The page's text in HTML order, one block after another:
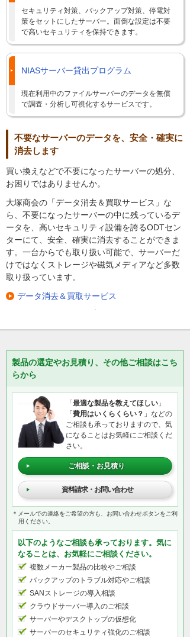
セキュリティ対策、バックアップ対策、停電対
策をセットにしたサーバー。面倒な設定は不要
で高いセキュリティを保持できます。
NIASサーバー貸出プログラム
現在利用中のファイルサーバーのデータを無償
で調査・分析し可視化するサービスです。
不要なサーバーのデータを、安全・確実に
消去します
買い換えなどで不要になったサーバーの処分、
お困りではありませんか。
大塚商会の「データ消去＆買取サービス」な
ら、不要になったサーバーの中に残っているデ
ータを、高いセキュリティ設備を誇るODTセン
ターにて、安全、確実に消去することができま
す。一台からでも取り扱い可能で、サーバーだ
けではなくストレージや磁気メディアなど多数
取り扱っています。
データ消去＆買取サービス
製品の選定やお見積り、その他ご相談はこち
らから
「 最適な製品を教えてほしい 」
「 費用はいくらくらい？ 」などの
ご相談も承っておりますので、気
になることはお気軽にご相談くだ
さい。
ご相談・お見積り
資料請求・お問い合わせ
＊メールでの連絡をご希望の方も、お問い合わせボタンをご利
用ください。
以下のようなご相談も承っております。気に
なることは、お気軽にご相談ください。
複数メーカー製品の比較やご相談
バックアップのトラブル対応やご相談
SANストレージの導入相談
クラウドサーバー導入のご相談
サーバーやデスクトップの仮想化
サーバーのセキュリティ強化のご相談